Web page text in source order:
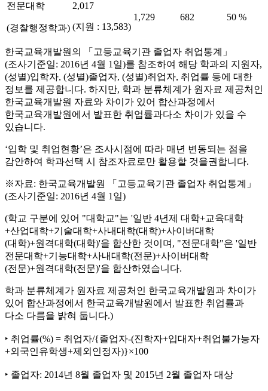
전문대학
(경찰행정학과)
2,017
(지원 : 13,583)
1,729 682 50 %
한국교육개발원의 「고등교육기관 졸업자 취업통계」
(조사기준일: 2016년 4월 1일)를 참조하여 해당 학과의 지원자,
(성별)입학자, (성별)졸업자, (성별)취업자, 취업률 등에 대한
정보를 제공합니다. 하지만, 학과 분류체계가 원자료 제공처인
한국교육개발원 자료와 차이가 있어 합산과정에서
한국교육개발원에서 발표한 취업률과다소 차이가 있을 수
있습니다.
‘입학 및 취업현황’은 조사시점에 따라 매년 변동되는 점을
감안하여 학과선택 시 참조자료로만 활용할 것을권합니다.
※자료: 한국교육개발원 「고등교육기관 졸업자 취업통계」
(조사기준일: 2016년 4월 1일)
(학교 구분에 있어 "대학교"는 '일반 4년제 대학+교육대학
+산업대학+기술대학+사내대학(대학)+사이버대학
(대학)+원격대학(대학)'을 합산한 것이며, "전문대학"은 '일반
전문대학+기능대학+사내대학(전문)+사이버대학
(전문)+원격대학(전문)'을 합산하였습니다.
학과 분류체계가 원자료 제공처인 한국교육개발원과 차이가
있어 합산과정에서 한국교육개발원에서 발표한 취업률과
다소 다름을 밝혀 둡니다.)
‣ 취업률(%) = 취업자/{졸업자-(진학자+입대자+취업불가능자
+외국인유학생+제외인정자)}×100
‣ 졸업자: 2014년 8월 졸업자 및 2015년 2월 졸업자 대상